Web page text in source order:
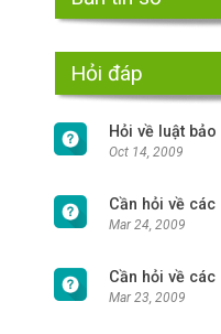
Hỏi đáp
Hỏi về luật
Oct 14, 2009
Cần hỏi về
Mar 24, 2009
Cần hỏi về
Mar 23, 2009